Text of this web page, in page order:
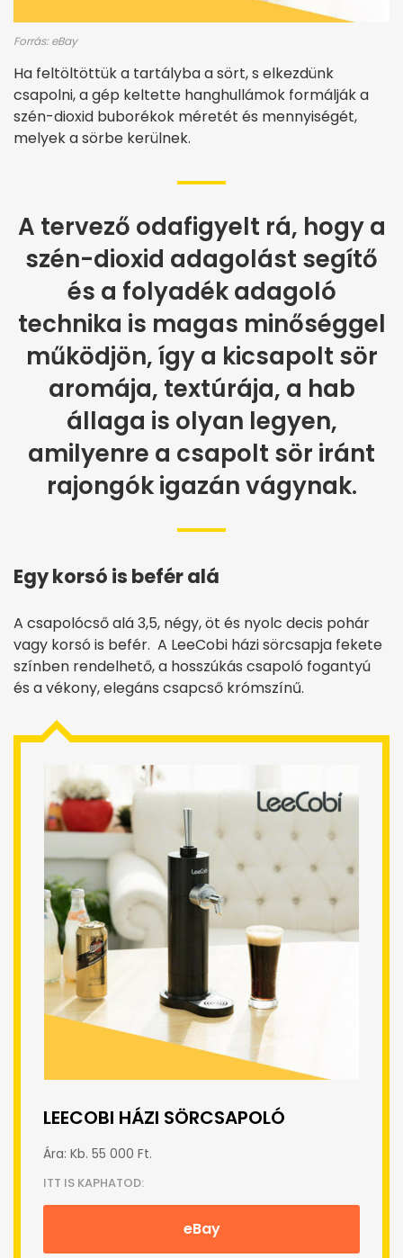
Forrás: eBay
Ha feltöltöttük a tartályba a sört, s elkezdünk
csapolni, a gép keltette hanghullámok formálják a
szén-dioxid buborékok méretét és mennyiségét,
melyek a sörbe kerülnek.
A tervező odafigyelt rá, hogy a
szén-dioxid adagolást segítő
és a folyadék adagoló
technika is magas minőséggel
működjön, így a kicsapolt sör
aromája, textúrája, a hab
állaga is olyan legyen,
amilyenre a csapolt sör iránt
rajongók igazán vágynak.
Egy korsó is befér alá
A csapolócső alá 3,5, négy, öt és nyolc decis pohár
vagy korsó is befér. A LeeCobi házi sörcsapja fekete
színben rendelhető, a hosszúkás csapoló fogantyú
és a vékony, elegáns csapcső krómszínű.
LEECOBI HÁZI SÖRCSAPOLÓ
Ára: Kb. 55 000 Ft.
ITT IS KAPHATOD:
eBay